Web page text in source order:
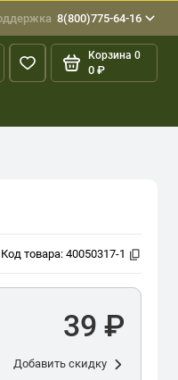
8(800)775-64-16
Корзина 0
0 ₽
Код товара: 40050317-1
39 ₽
Добавить скидку